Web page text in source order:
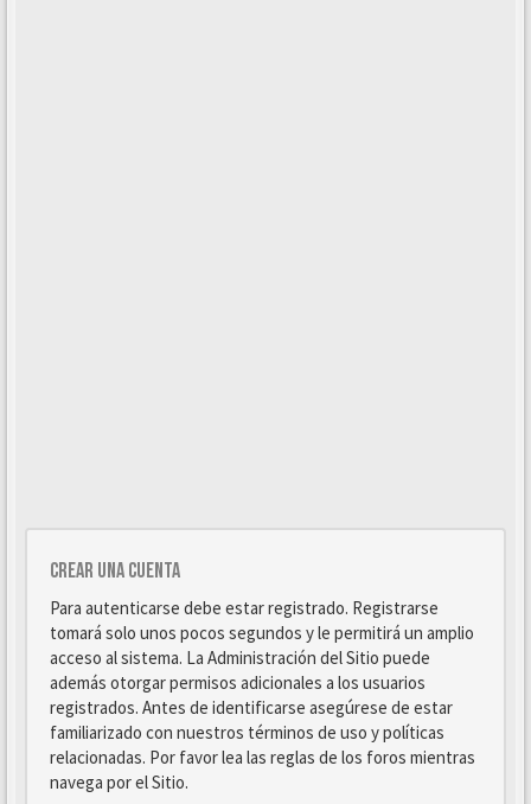
Crear una cuenta
Para autenticarse debe estar registrado. Registrarse
tomará solo unos pocos segundos y le permitirá un amplio
acceso al sistema. La Administración del Sitio puede
además otorgar permisos adicionales a los usuarios
registrados. Antes de identificarse asegúrese de estar
familiarizado con nuestros términos de uso y políticas
relacionadas. Por favor lea las reglas de los foros mientras
navega por el Sitio.